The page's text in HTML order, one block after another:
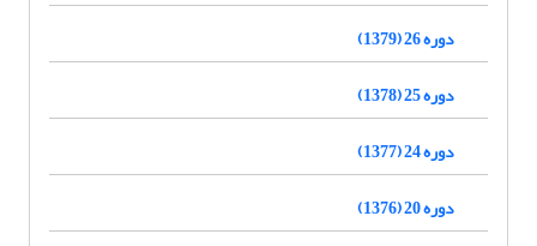
دوره 26 (1379)
دوره 25 (1378)
دوره 24 (1377)
دوره 20 (1376)